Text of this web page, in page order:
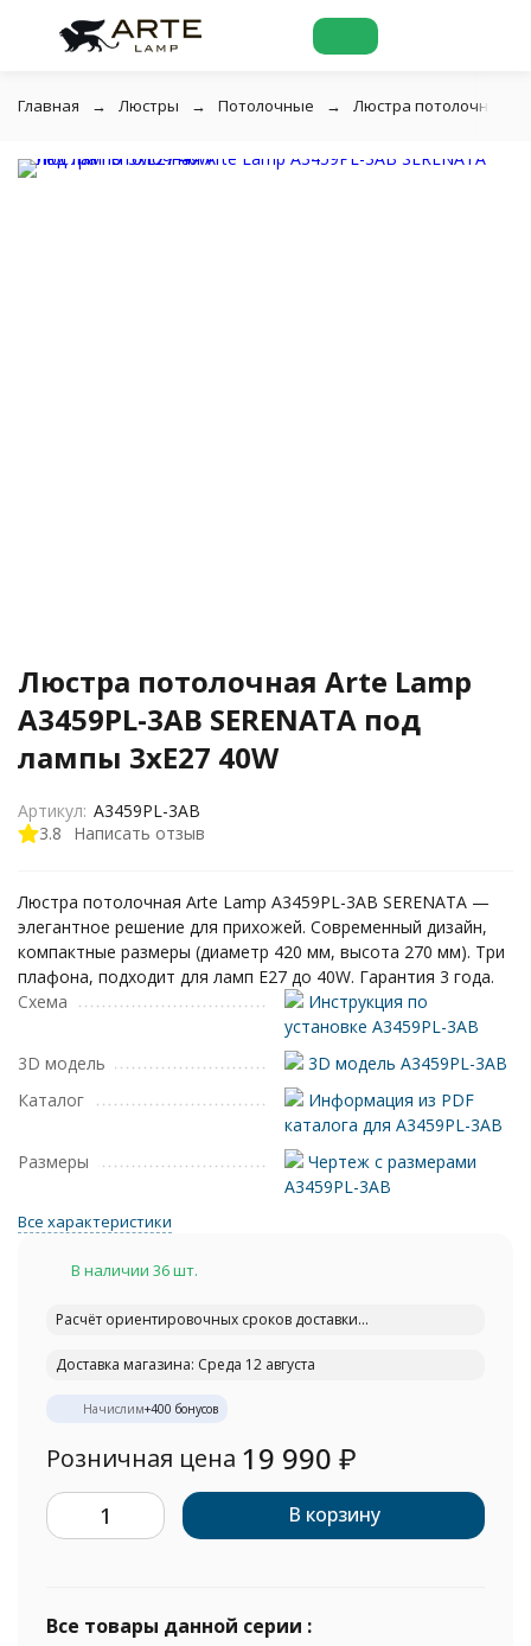
Главная Люстры Потолочные Люстра потолочная
Люстра потолочная Arte Lamp
A3459PL-3AB SERENATA под
лампы 3xE27 40W
3.8 Написать отзыв
Артикул: A3459PL-3AB
Люстра потолочная Arte Lamp A3459PL-3AB SERENATA —
элегантное решение для прихожей. Современный дизайн,
компактные размеры (диаметр 420 мм, высота 270 мм). Три
плафона, подходит для ламп E27 до 40W. Гарантия 3 года.
Схема
Инструкция по
установке A3459PL-3AB
3D модель
3D модель A3459PL-3AB
Каталог
Информация из PDF
каталога для A3459PL-3AB
Размеры
Чертеж с размерами
A3459PL-3AB
Все характеристики
В наличии 36 шт.
Расчёт ориентировочных сроков доставки...
Доставка магазина: Среда 12 августа
Начислим+400 бонусов
Розничная цена 19 990 ₽
В корзину
Все товары данной серии :